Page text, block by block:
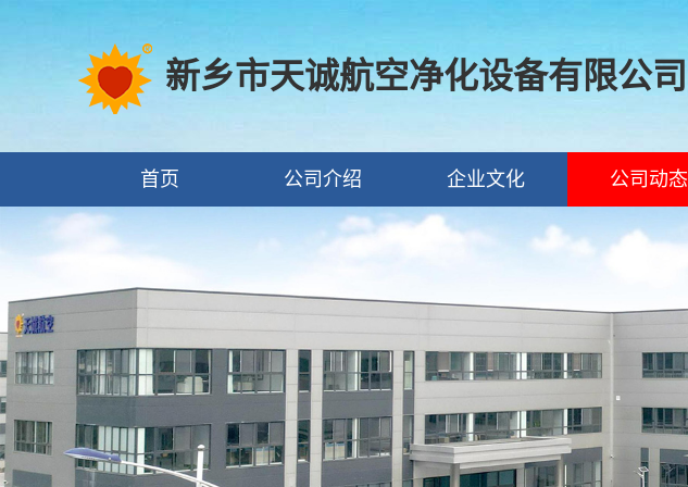
新乡市天诚航空净化设备有限公司
首页 公司介绍 企业文化 公司动态